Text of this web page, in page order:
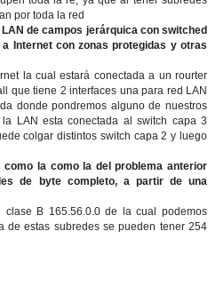
por toda la red
de campos jerárquica con switched
Internet con zonas protegidas y otras
la cual estará conectada a un rourter
que tiene 2 interfaces una para red LAN
donde pondremos alguno de nuestros
LAN esta conectada al switch capa 3
colgar distintos switch capa 2 y luego
la como la del problema anterior
de byte completo, a partir de una
B 165.56.0.0 de la cual podemos
de estas subredes se pueden tener 254